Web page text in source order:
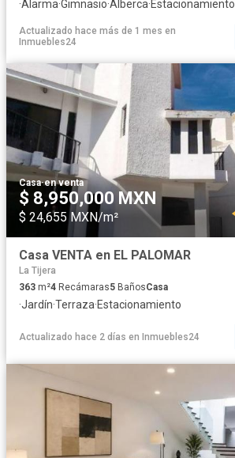
·Alarma·Gimnasio·Alberca·Estacionamiento
Actualizado hace más de 1 mes en
Inmuebles24
Casa·en venta
$ 8,950,000 MXN
$ 24,655 MXN/m²
Casa VENTA en EL PALOMAR
La Tijera
363 m²4 Recámaras5 BañosCasa
·Jardín·Terraza·Estacionamiento
Actualizado hace 2 días en Inmuebles24